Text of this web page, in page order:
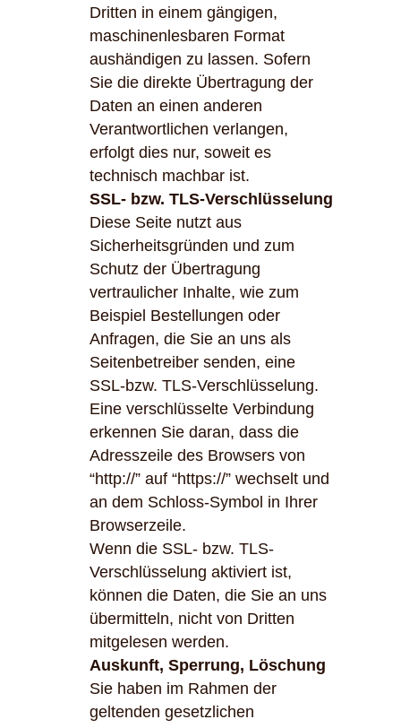
Dritten in einem gängigen,
maschinenlesbaren Format
aushändigen zu lassen. Sofern
Sie die direkte Übertragung der
Daten an einen anderen
Verantwortlichen verlangen,
erfolgt dies nur, soweit es
technisch machbar ist.
SSL- bzw. TLS-Verschlüsselung
Diese Seite nutzt aus
Sicherheitsgründen und zum
Schutz der Übertragung
vertraulicher Inhalte, wie zum
Beispiel Bestellungen oder
Anfragen, die Sie an uns als
Seitenbetreiber senden, eine
SSL-bzw. TLS-Verschlüsselung.
Eine verschlüsselte Verbindung
erkennen Sie daran, dass die
Adresszeile des Browsers von
“http://” auf “https://” wechselt und
an dem Schloss-Symbol in Ihrer
Browserzeile.
Wenn die SSL- bzw. TLS-
Verschlüsselung aktiviert ist,
können die Daten, die Sie an uns
übermitteln, nicht von Dritten
mitgelesen werden.
Auskunft, Sperrung, Löschung
Sie haben im Rahmen der
geltenden gesetzlichen